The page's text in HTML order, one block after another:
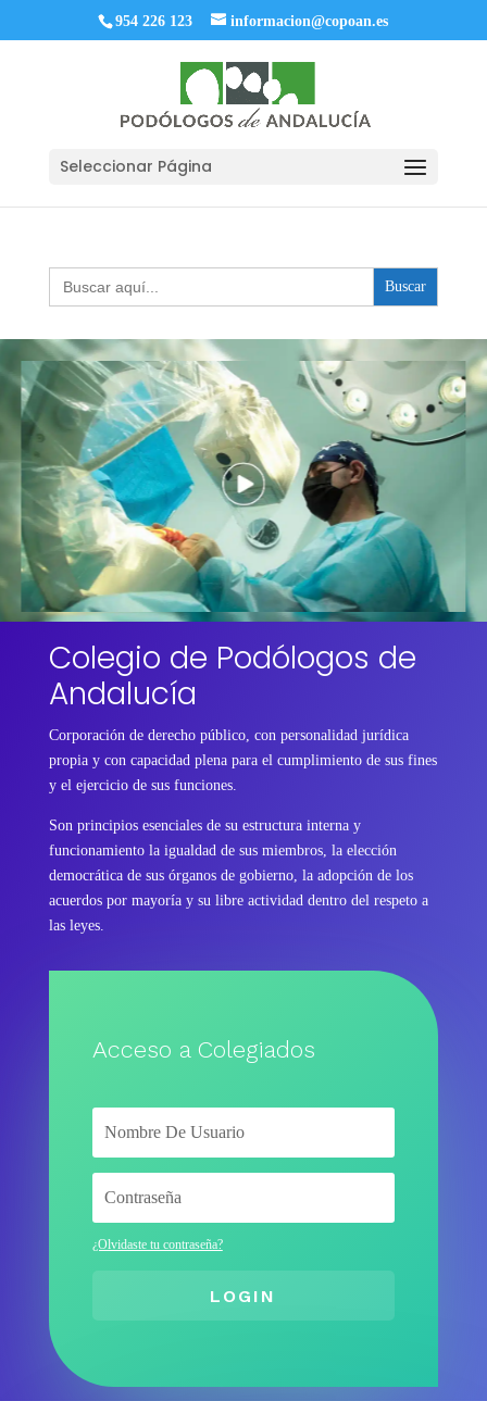
954 226 123 informacion@copoan.es
Seleccionar Página
Buscar:
Colegio de Podólogos de
Andalucía
Corporación de derecho público, con personalidad jurídica
propia y con capacidad plena para el cumplimiento de sus fines
y el ejercicio de sus funciones.
Son principios esenciales de su estructura interna y
funcionamiento la igualdad de sus miembros, la elección
democrática de sus órganos de gobierno, la adopción de los
acuerdos por mayoría y su libre actividad dentro del respeto a
las leyes.
Acceso a Colegiados
¿Olvidaste tu contraseña?
LOGIN